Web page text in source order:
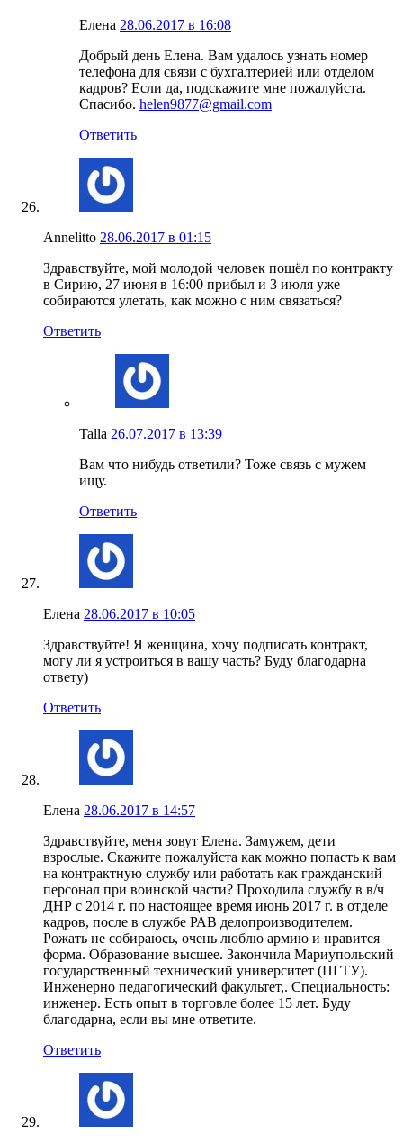
Елена 28.06.2017 в 16:08
Добрый день Елена. Вам удалось узнать номер
телефона для связи с бухгалтерией или отделом
кадров? Если да, подскажите мне пожалуйста.
Спасибо. helen9877@gmail.com
Ответить
Annelitto 28.06.2017 в 01:15
Здравствуйте, мой молодой человек пошёл по контракту
в Сирию, 27 июня в 16:00 прибыл и 3 июля уже
собираются улетать, как можно с ним связаться?
Ответить
Talla 26.07.2017 в 13:39
Вам что нибудь ответили? Тоже связь с мужем
ищу.
Ответить
Елена 28.06.2017 в 10:05
Здравствуйте! Я женщина, хочу подписать контракт,
могу ли я устроиться в вашу часть? Буду благодарна
ответу)
Ответить
Елена 28.06.2017 в 14:57
Здравствуйте, меня зовут Елена. Замужем, дети
взрослые. Скажите пожалуйста как можно попасть к вам
на контрактную службу или работать как гражданский
персонал при воинской части? Проходила службу в в/ч
ДНР с 2014 г. по настоящее время июнь 2017 г. в отделе
кадров, после в службе РАВ делопроизводителем.
Рожать не собираюсь, очень люблю армию и нравится
форма. Образование высшее. Закончила Мариупольский
государственный технический университет (ПГТУ).
Инженерно педагогический факультет,. Специальность:
инженер. Есть опыт в торговле более 15 лет. Буду
благодарна, если вы мне ответите.
Ответить